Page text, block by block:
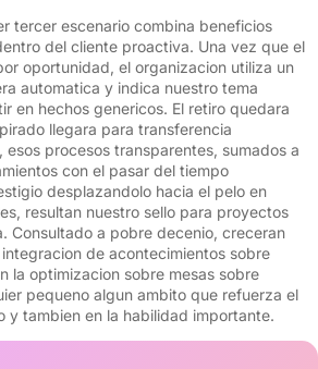
tercer escenario combina beneficios
del cliente proactiva. Una vez que el
oportunidad, el organizacion utiliza un
automatica y indica nuestro tema
en hechos genericos. El retiro quedara
llegara para transferencia
esos procesos transparentes, sumados a
con el pasar del tiempo
desplazandolo hacia el pelo en
resultan nuestro sello para proyectos
Consultado a pobre decenio, creceran
de acontecimientos sobre
la optimizacion sobre mesas sobre
pequeno algun ambito que refuerza el
y tambien en la habilidad importante.